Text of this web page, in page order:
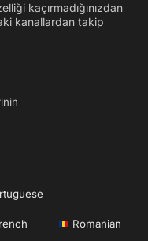
kaçırmadığınızdan
kanallardan takip
Romanian